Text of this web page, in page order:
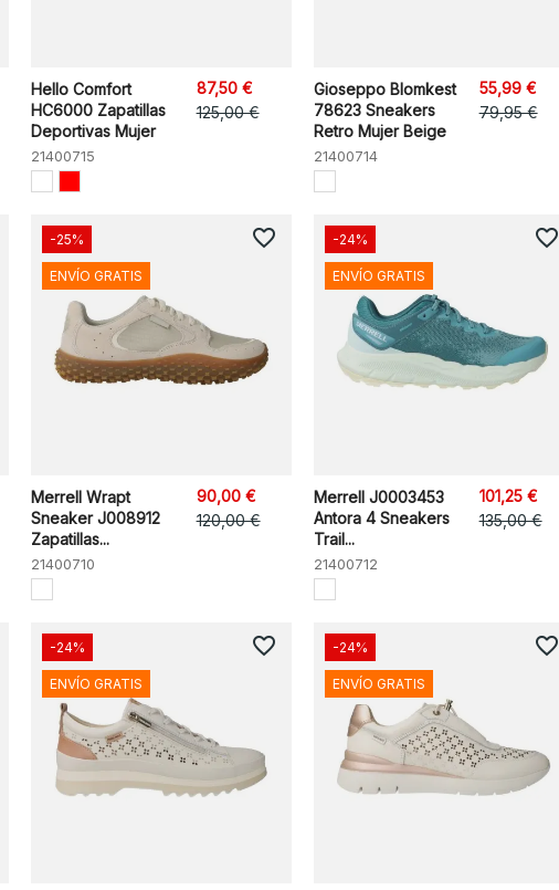
Hello Comfort
HC6000 Zapatillas
Deportivas Mujer
21400715
87,50 €
125,00 €
Gioseppo Blomkest
78623 Sneakers
Retro Mujer Beige
21400714
55,99 €
79,95 €
Merrell Wrapt
Sneaker J008912
Zapatillas...
21400710
90,00 €
120,00 €
-25%
ENVÍO GRATIS
favorite_border
Merrell J0003453
Antora 4 Sneakers
Trail...
21400712
101,25 €
135,00 €
-24%
ENVÍO GRATIS
favorite_border
-24%
ENVÍO GRATIS
favorite_border -24%
ENVÍO GRATIS
favorite_border